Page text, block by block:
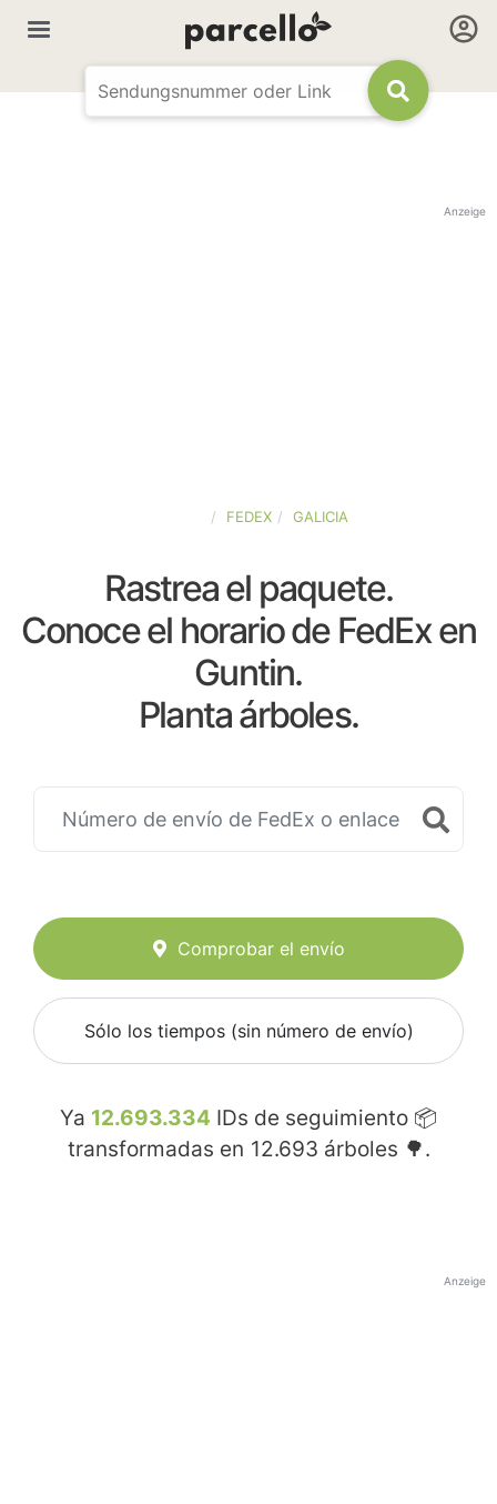
Anzeige
FEDEX GALICIA
Rastrea el paquete.
Conoce el horario de FedEx en
Guntin.
Planta árboles.
Comprobar el envío
Sólo los tiempos (sin número de envío)
Ya 12.693.334 IDs de seguimiento 📦
transformadas en 12.693 árboles 🌳.
Anzeige